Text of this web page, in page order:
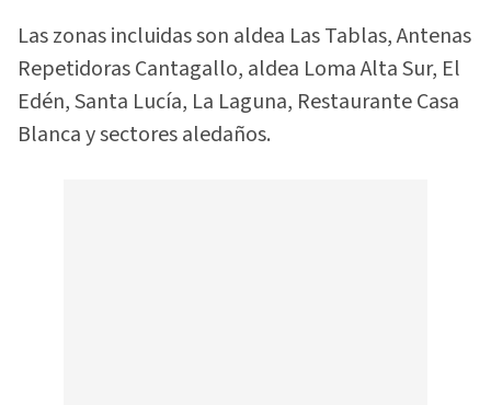
Las zonas incluidas son aldea Las Tablas, Antenas
Repetidoras Cantagallo, aldea Loma Alta Sur, El
Edén, Santa Lucía, La Laguna, Restaurante Casa
Blanca y sectores aledaños.